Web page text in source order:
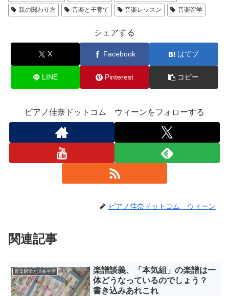
親の関わり方
音楽と子育て 音楽レッスン 音楽留学
シェアする
X Facebook はてブ
LINE Pinterest コピー
ピアノ佳奈ドットコム ウィーンをフォローする
ピアノ佳奈ドットコム ウィーン
関連記事
音楽留学と演奏生活
楽譜談義、「本気組」の楽譜は一
体どうなっているのでしょう？
書き込みあれこれ